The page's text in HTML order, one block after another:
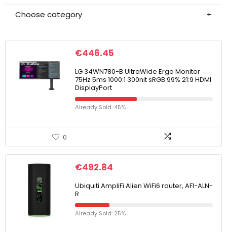
Choose category
€446.45
LG 34WN780-B UltraWide Ergo Monitor
75Hz 5ms 1000:1 300nit sRGB 99% 21:9 HDMI
DisplayPort
Already Sold: 45%
0
€492.84
Ubiquiti AmpliFi Alien WiFi6 router, AFI-ALN-
R
Already Sold: 25%